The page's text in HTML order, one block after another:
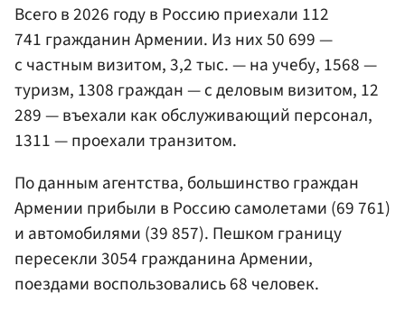
Всего в 2026 году в Россию приехали 112
741 гражданин Армении. Из них 50 699 —
с частным визитом, 3,2 тыс. — на учебу, 1568 —
туризм, 1308 граждан — с деловым визитом, 12
289 — въехали как обслуживающий персонал,
1311 — проехали транзитом.
По данным агентства, большинство граждан
Армении прибыли в Россию самолетами (69 761)
и автомобилями (39 857). Пешком границу
пересекли 3054 гражданина Армении,
поездами воспользовались 68 человек.